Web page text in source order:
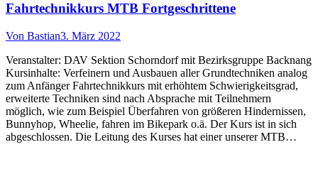
Fahrtechnikkurs MTB Fortgeschrittene
Von Bastian3. März 2022
Veranstalter: DAV Sektion Schorndorf mit Bezirksgruppe Backnang
Kursinhalte: Verfeinern und Ausbauen aller Grundtechniken analog
zum Anfänger Fahrtechnikkurs mit erhöhtem Schwierigkeitsgrad,
erweiterte Techniken sind nach Absprache mit Teilnehmern
möglich, wie zum Beispiel Überfahren von größeren Hindernissen,
Bunnyhop, Wheelie, fahren im Bikepark o.ä. Der Kurs ist in sich
abgeschlossen. Die Leitung des Kurses hat einer unserer MTB…